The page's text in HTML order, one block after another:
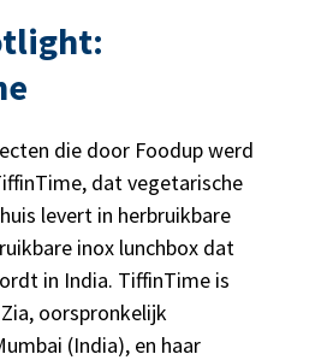
die door Foodup werd
dat vegetarische
levert in herbruikbare
inox lunchbox dat
in India. TiffinTime is
oorspronkelijk
(India), en haar